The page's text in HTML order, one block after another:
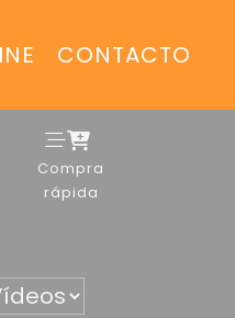
CONTACTO
Compra
rápida